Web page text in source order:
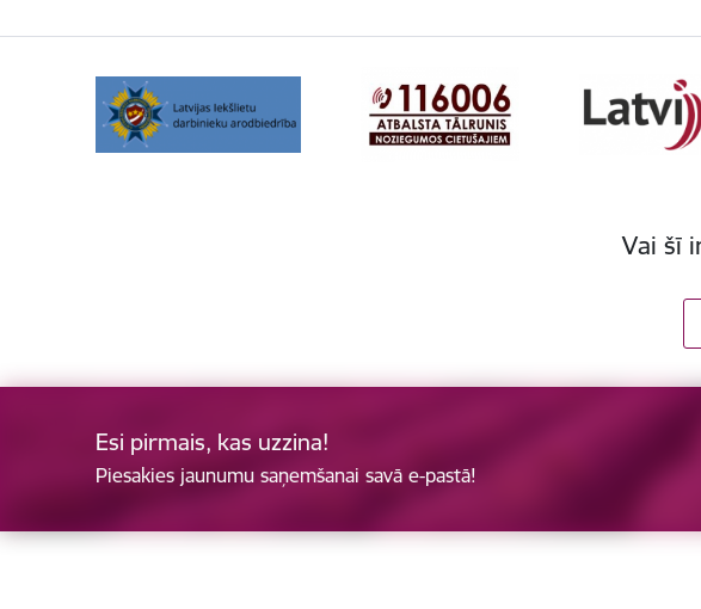
Vai šī
Esi pirmais, kas uzzina!
Piesakies jaunumu saņemšanai savā e-pastā!